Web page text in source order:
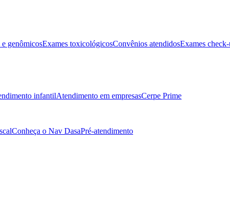
genômicosExames toxicológicosConvênios atendidosExames
infantilAtendimento em empresasCerpe Prime
Conheça o Nav DasaPré-atendimento